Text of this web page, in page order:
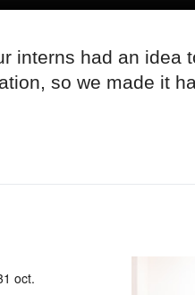
interns had an idea
so we made it
oct.